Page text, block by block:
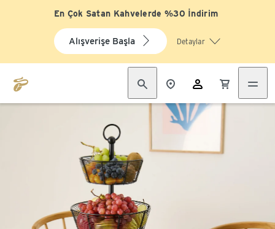
En Çok Satan Kahvelerde %30 İndirim
Alışverişe Başla Detaylar